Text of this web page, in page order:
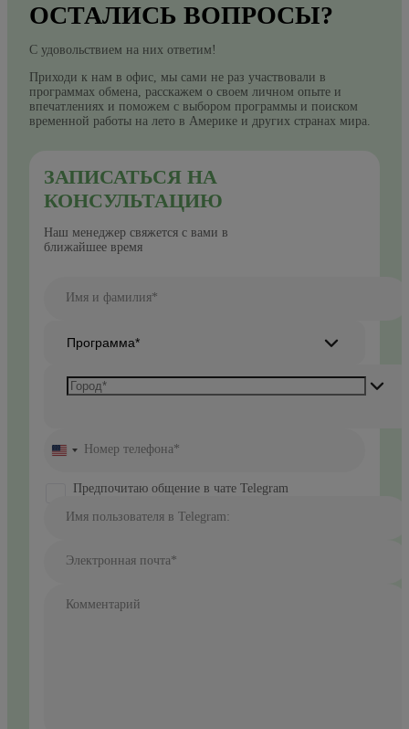
ОСТАЛИСЬ ВОПРОСЫ?
С удовольствием на них ответим!
Приходи к нам в офис, мы сами не раз участвовали в
программах обмена, расскажем о своем личном опыте и
впечатлениях и поможем с выбором программы и поиском
временной работы на лето в Америке и других странах мира.
ЗАПИСАТЬСЯ НА
КОНСУЛЬТАЦИЮ
Наш менеджер свяжется с вами в
ближайшее время
Имя и фамилия*
Программа*
United
+1
Номер телефона*
Предпочитаю общение в чате Telegram
Имя пользователя в Telegram:
Электронная почта*
Комментарий